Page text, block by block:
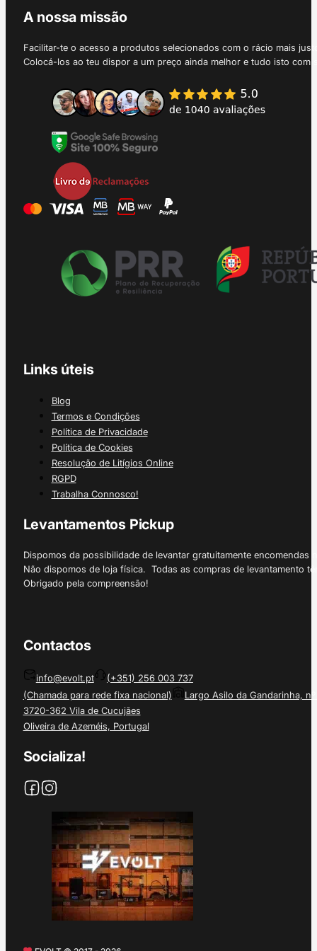
A nossa missão
Facilitar-te o acesso a produtos selecionados com o rácio mais
Colocá-los ao teu dispor a um preço ainda melhor e tudo isto
Links úteis
Blog
Termos e Condições
Política de Privacidade
Política de Cookies
Resolução de Litígios Online
RGPD
Trabalha Connosco!
Levantamentos Pickup
Dispomos da possibilidade de levantar gratuitamente
Não dispomos de loja física. Todas as compras de levantamento
Obrigado pela compreensão!
Contactos
info@evolt.pt
(+351) 256 003 737
(Chamada para rede fixa nacional)
Largo Asilo da Gandarinha, nº
3720-362 Vila de Cucujães
Oliveira de Azeméis, Portugal
Socializa!